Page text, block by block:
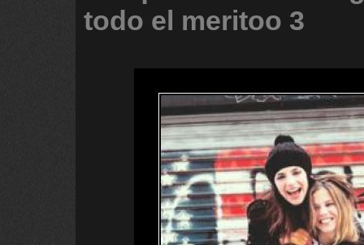
todo el meritoo 3